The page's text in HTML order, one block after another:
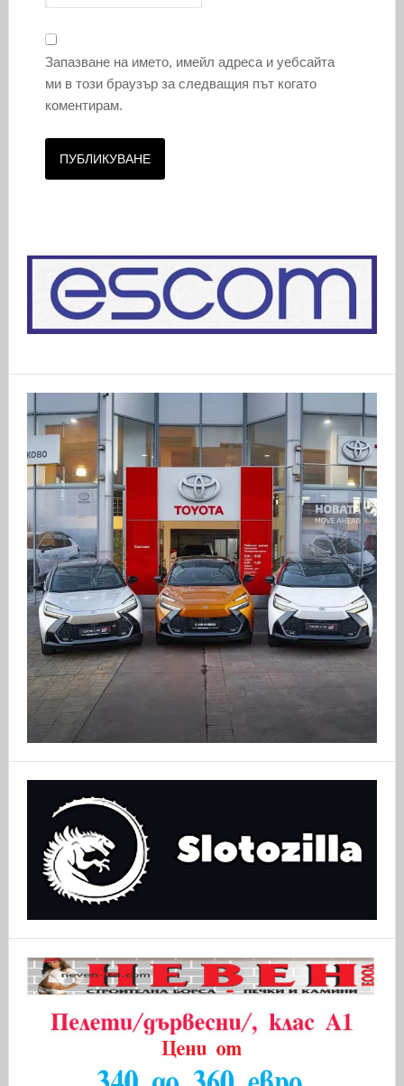
Запазване на името, имейл адреса и уебсайта
ми в този браузър за следващия път когато
коментирам.